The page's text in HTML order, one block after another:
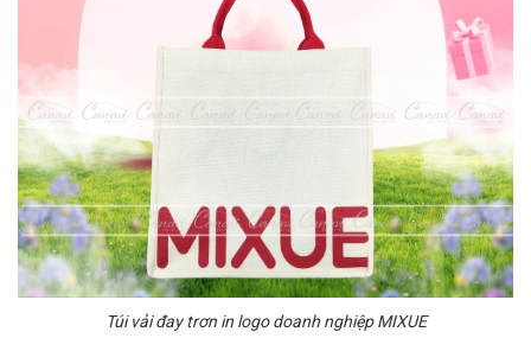
Túi vải đay trơn in logo doanh nghiệp MIXUE